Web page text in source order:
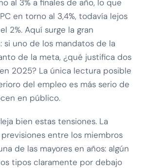
al 3% a finales de año, lo que
en torno al 3,4%, todavía lejos
2%. Aquí surge la gran
si uno de los mandatos de la
de la meta, ¿qué justifica dos
2025? La única lectura posible
del empleo es más serio de
en público.
bien estas tensiones. La
entre los miembros
de las mayores en años: algún
tipos claramente por debajo